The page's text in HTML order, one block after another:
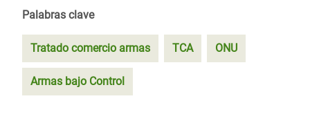
Palabras clave
Tratado comercio armas TCA ONU
Armas bajo Control